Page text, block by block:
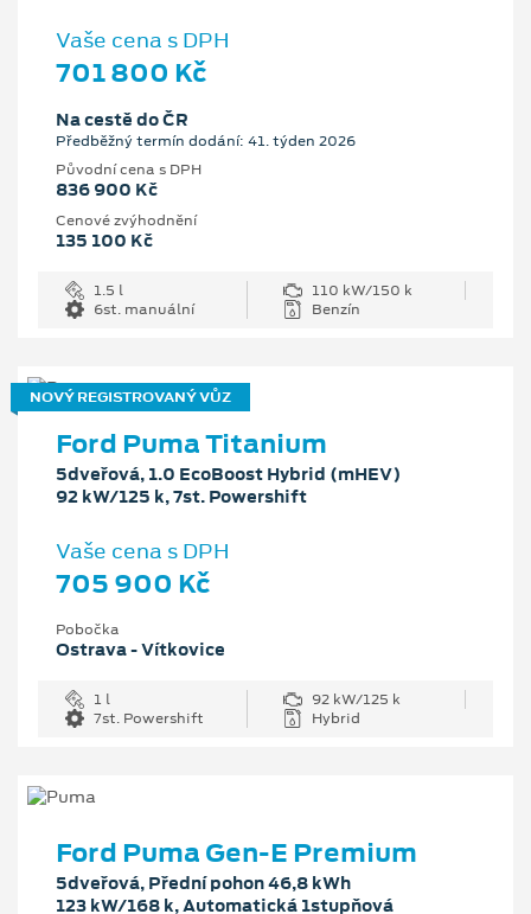
Vaše cena s DPH
701 800 Kč
Na cestě do ČR
Předběžný termín dodání: 41. týden 2026
Původní cena s DPH
836 900 Kč
Cenové zvýhodnění
135 100 Kč
1.5 l
110 kW/150 k
6st. manuální
Benzín
NOVÝ REGISTROVANÝ VŮZ
Ford Puma Titanium
5dveřová, 1.0 EcoBoost Hybrid (mHEV)
92 kW/125 k, 7st. Powershift
Vaše cena s DPH
705 900 Kč
Pobočka
Ostrava - Vítkovice
1 l
92 kW/125 k
7st. Powershift
Hybrid
Ford Puma Gen-E Premium
5dveřová, Přední pohon 46,8 kWh
123 kW/168 k, Automatická 1stupňová